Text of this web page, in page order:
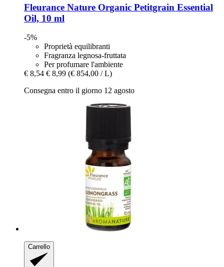
Fleurance Nature Organic Petitgrain Essential
Oil, 10 ml
-5%
Proprietà equilibranti
Fragranza legnosa-fruttata
Per profumare l'ambiente
€ 8,54 € 8,99 (€ 854,00 / L)
Consegna entro il giorno 12 agosto
Carrello